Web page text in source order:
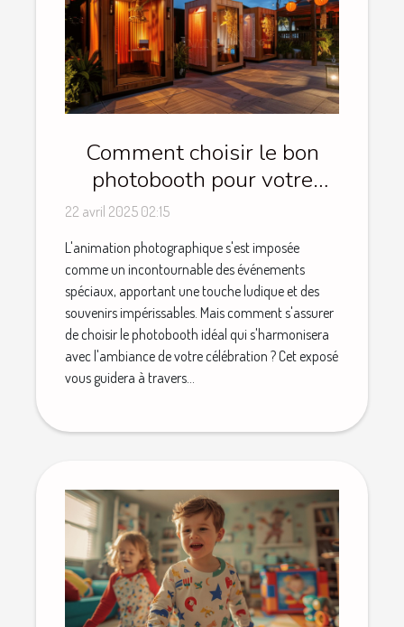
Comment choisir le bon
photobooth pour votre
événement spécial
22 avril 2025 02:15
L'animation photographique s'est imposée
comme un incontournable des événements
spéciaux, apportant une touche ludique et des
souvenirs impérissables. Mais comment s'assurer
de choisir le photobooth idéal qui s'harmonisera
avec l'ambiance de votre célébration ? Cet exposé
vous guidera à travers...